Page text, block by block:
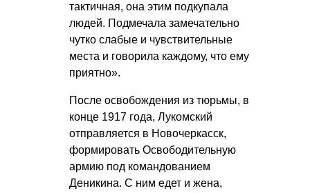
тактичная, она этим подкупала
людей. Подмечала замечательно
чутко слабые и чувствительные
места и говорила каждому, что ему
приятно».
После освобождения из тюрьмы, в
конце 1917 года, Лукомский
отправляется в Новочеркасск,
формировать Освободительную
армию под командованием
Деникина. С ним едет и жена,